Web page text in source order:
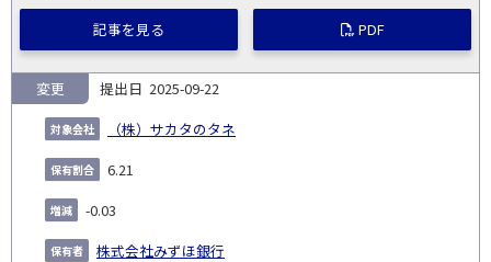
記事を見る PDF
2025-09-22
（株）サカタのタネ
変更
6.21
-0.03
株式会社みずほ銀行